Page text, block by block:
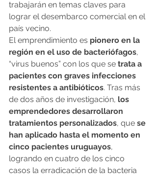
trabajarán en temas claves para
lograr el desembarco comercial en el
país vecino.
El emprendimiento es pionero en la
región en el uso de bacteriófagos,
“virus buenos” con los que se trata a
pacientes con graves infecciones
resistentes a antibióticos. Tras más
de dos años de investigación, los
emprendedores desarrollaron
tratamientos personalizados, que se
han aplicado hasta el momento en
cinco pacientes uruguayos,
logrando en cuatro de los cinco
casos la erradicación de la bacteria